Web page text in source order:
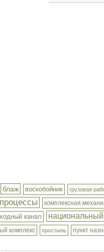
блаж воскобойник грузовая
комплексная
канал
комплекс простынь пункт